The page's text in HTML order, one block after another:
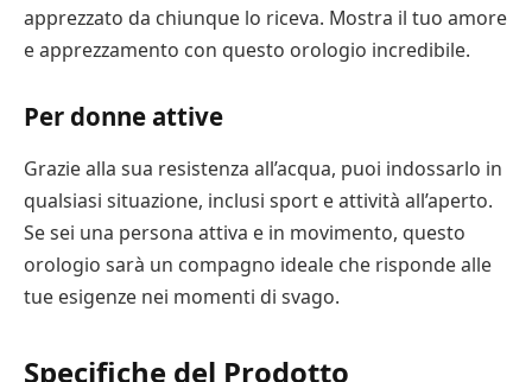
apprezzato da chiunque lo riceva. Mostra il tuo amore
e apprezzamento con questo orologio incredibile.
Per donne attive
Grazie alla sua resistenza all’acqua, puoi indossarlo in
qualsiasi situazione, inclusi sport e attività all’aperto.
Se sei una persona attiva e in movimento, questo
orologio sarà un compagno ideale che risponde alle
tue esigenze nei momenti di svago.
Specifiche del Prodotto